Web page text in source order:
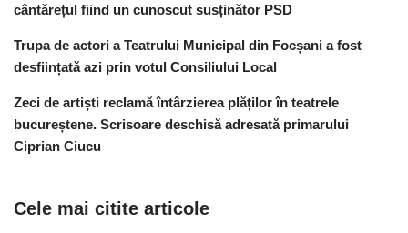
cântărețul fiind un cunoscut susținător PSD
Trupa de actori a Teatrului Municipal din Focșani a fost
desființată azi prin votul Consiliului Local
Zeci de artiști reclamă întârzierea plăților în teatrele
bucureștene. Scrisoare deschisă adresată primarului
Ciprian Ciucu
Cele mai citite articole